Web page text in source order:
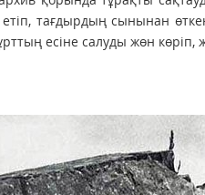
етіп, тағдырдың сынынан
есіне салуды жөн